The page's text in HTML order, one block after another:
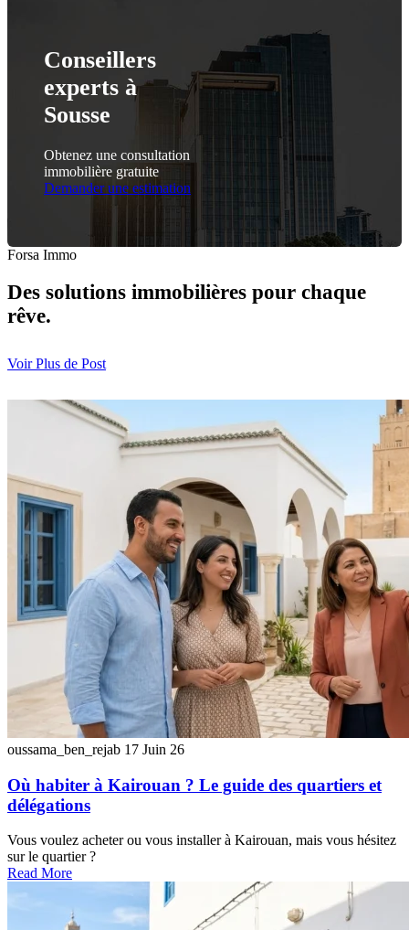
Conseillers
experts à
Sousse
Obtenez une consultation
immobilière gratuite
Demander une estimation
Forsa Immo
Des solutions immobilières pour chaque
rêve.
Voir Plus de Post
oussama_ben_rejab 17 Juin 26
Où habiter à Kairouan ? Le guide des quartiers et
délégations
Vous voulez acheter ou vous installer à Kairouan, mais vous hésitez
sur le quartier ?
Read More